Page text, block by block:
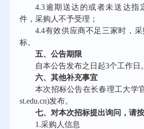
4.3逾期送达的或者未送达指
件，采购人不予受理；
4.4有效供应商不足三家时，
标。
五、公告期限
自本公告发布之日起3个工作日。
六、其他补充事宜
本次招标公告在长春理工大学
st.edu.cn)发布。
七、对本次招标提出询问，请
1.采购人信息